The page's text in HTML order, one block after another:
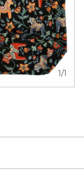
1/1